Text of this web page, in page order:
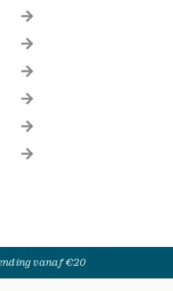
vanaf €20